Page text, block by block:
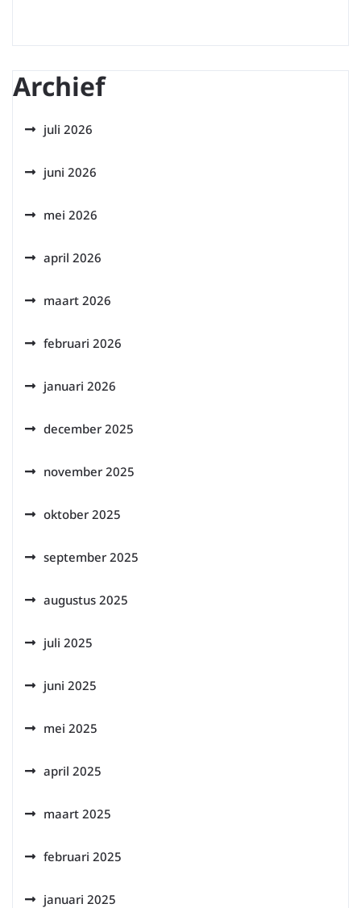
Archief
juli 2026
juni 2026
mei 2026
april 2026
maart 2026
februari 2026
januari 2026
december 2025
november 2025
oktober 2025
september 2025
augustus 2025
juli 2025
juni 2025
mei 2025
april 2025
maart 2025
februari 2025
januari 2025